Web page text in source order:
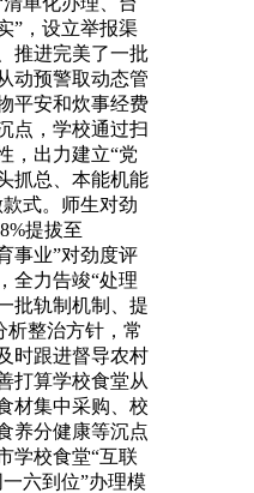
”，设立举报渠
推进完美了一批
动预警取动态管
平安和炊事经费
点，学校通过扫
，出力建立“党
抓总、本能机能
式。师生对劲
提拔至
事业”对劲度评
全力告竣“处理
批轨制机制、提
析整治方针，常
时跟进督导农村
打算学校食堂从
材集中采购、校
养分健康等沉点
学校食堂“互联
六到位”办理模